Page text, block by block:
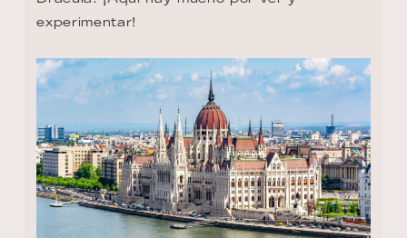
experimentar!